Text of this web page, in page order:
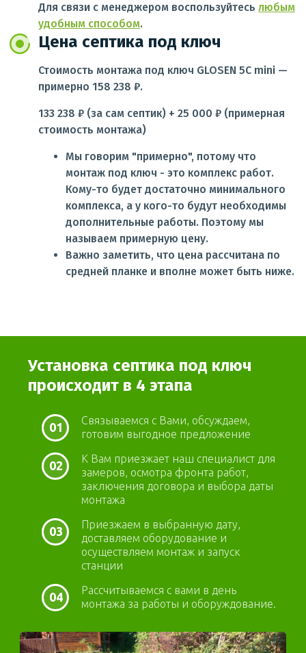
Для связи с менеджером воспользуйтесь любым
удобным способом.
Цена септика под ключ
Стоимость монтажа под ключ GLOSEN 5С mini —
примерно 158 238 ₽.
133 238 ₽ (за сам септик) + 25 000 ₽ (примерная
стоимость монтажа)
Мы говорим "примерно", потому что
монтаж под ключ - это комплекс работ.
Кому-то будет достаточно минимального
комплекса, а у кого-то будут необходимы
дополнительные работы. Поэтому мы
называем примерную цену.
Важно заметить, что цена рассчитана по
средней планке и вполне может быть ниже.
Установка септика под ключ
происходит в 4 этапа
01
Связываемся с Вами, обсуждаем,
готовим выгодное предложение
02
К Вам приезжает наш специалист для
замеров, осмотра фронта работ,
заключения договора и выбора даты
монтажа
03
Приезжаем в выбранную дату,
доставляем оборудование и
осуществляем монтаж и запуск
станции
04
Рассчитываемся с вами в день
монтажа за работы и оборуждование.